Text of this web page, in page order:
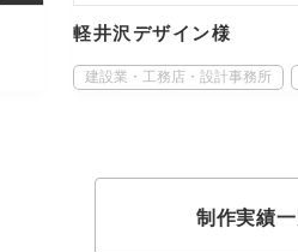
軽井沢デザイン様
建設業・工務店・設計事務所
制作実績